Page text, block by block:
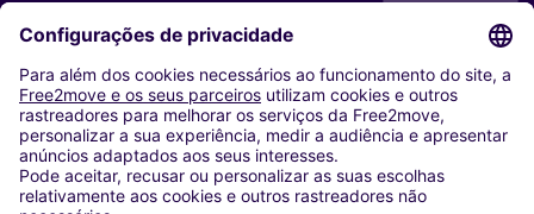
NOSSAS CIDADES
Washington DC
Milan
Rome
Turin
Vienna
Berlin
Cologne